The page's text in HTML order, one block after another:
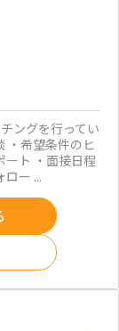
ングを行ってい
・希望条件のヒ
ート ・面接日程
ー ...